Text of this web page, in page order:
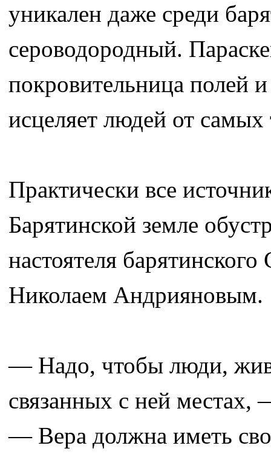
уникален даже среди
сероводородный.
покровительница полей
исцеляет людей от
Практически все
Барятинской земле
настоятеля
Николаем Андрияновым.
— Надо, чтобы люди,
связанных с ней местах,
— Вера должна иметь